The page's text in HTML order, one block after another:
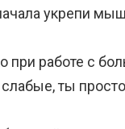
укрепи
при работе с
ты